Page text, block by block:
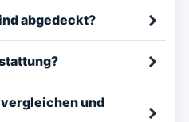
abgedeckt?
und